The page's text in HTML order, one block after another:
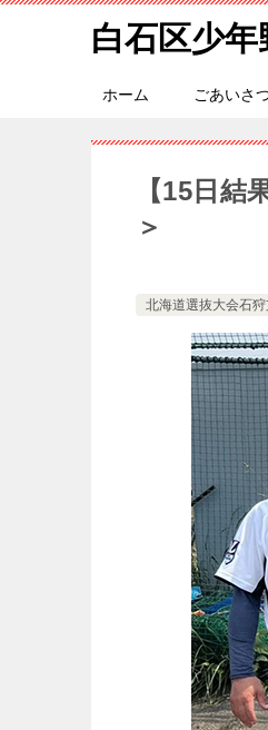
白石区少年
ホーム ごあいさ
【15日
＞
北海道選抜大会石